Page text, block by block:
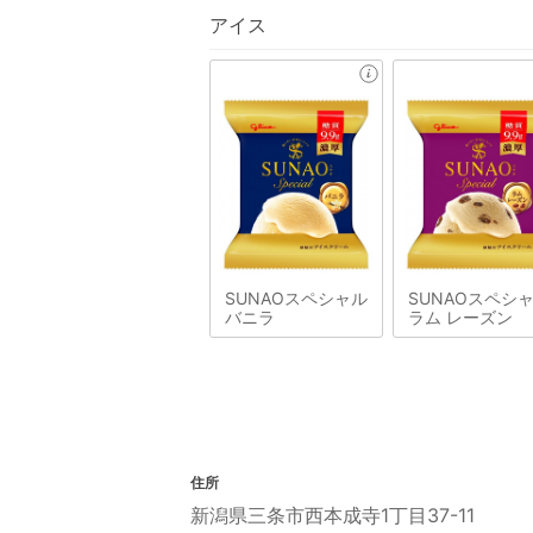
アイス
SUNAOスペシャル
バニラ
SUNAOスペシ
ラム レーズン
住所
新潟県三条市西本成寺1丁目37-11